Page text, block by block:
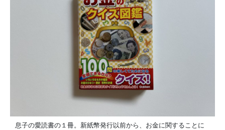
息子の愛読書の１冊。新紙幣発行以前から、お金に関することに